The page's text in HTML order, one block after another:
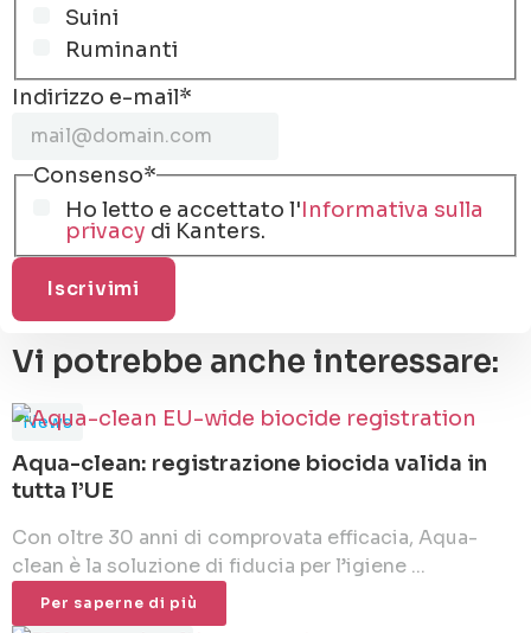
Suini
Ruminanti
Indirizzo e-mail*
Consenso*
Ho letto e accettato l'Informativa sulla
privacy di Kanters.
Vi potrebbe anche interessare:
News
Aqua-clean: registrazione biocida valida in
tutta l’UE
Con oltre 30 anni di comprovata efficacia, Aqua-
clean è la soluzione di fiducia per l’igiene ...
Per saperne di più